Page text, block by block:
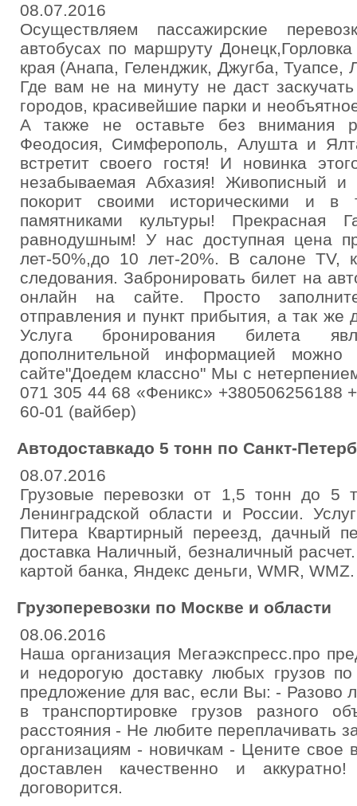
08.07.2016
Осуществляем пассажирские
автобусах по маршруту
края (Анапа, Геленджик, Джугба, Туапсе,
Где вам не на минуту не даст
городов, красивейшие парки и
А также не оставьте без внимания
Феодосия, Симферополь, Алушта и
встретит своего гостя! И новинка
незабываемая Абхазия! Живописный и
покорит своими историческими и в
памятниками культуры! Прекрасная
равнодушным! У нас доступная цена
лет-50%,до 10 лет-20%. В салоне TV,
следования. Забронировать билет на
онлайн на сайте. Просто
отправления и пункт прибытия, а так же
Услуга бронирования билета
дополнительной информацией
сайте"Доедем классно" Мы с
071 305 44 68 «Феникс» +380506256188
60-01 (вайбер)
Автодоставкадо 5 тонн по Санкт-
08.07.2016
Грузовые перевозки от 1,5 тонн до 5
Ленинградской области и России.
Питера Квартирный переезд, дачный
доставка Наличный, безналичный
картой банка, Яндекс деньги, WMR, WMZ.
Грузоперевозки по Москве и области
08.06.2016
Наша организация Мегаэкспресс.про
и недорогую доставку любых грузов
предложение для вас, если Вы: - Разово
в транспортировке грузов разного
расстояния - Не любите переплачивать
организациям - новичкам - Цените свое
доставлен качественно и
договорится.